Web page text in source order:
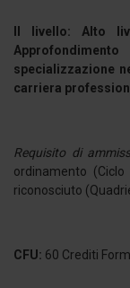
II livello: Alto
specializzazione
carriera
Requisito di
ordinamento
riconosciuto
CFU: 60 Crediti